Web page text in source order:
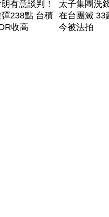
有意談判！
238點 台積
收高
太子集團洗
在台團滅 33
今被法拍